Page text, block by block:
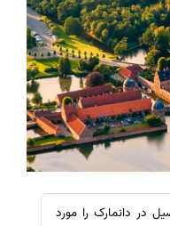
در دانمارک را مورد